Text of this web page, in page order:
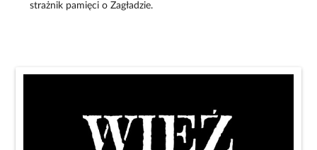
strażnik pamięci o Zagładzie.